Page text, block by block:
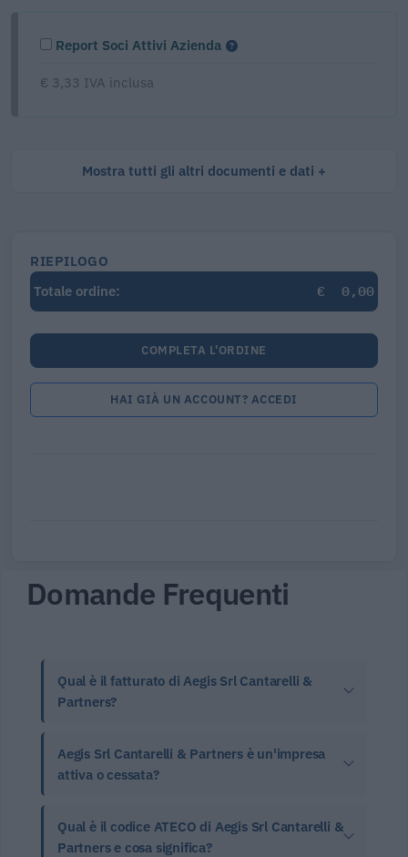
Report Soci Attivi Azienda
€ 3,33 IVA inclusa
Mostra tutti gli altri documenti e dati
RIEPILOGO
Totale ordine:
€ 0,00
COMPLETA L'ORDINE
HAI GIÀ UN ACCOUNT? ACCEDI
Domande Frequenti
Qual è il fatturato di Aegis Srl Cantarelli &
Partners?
Aegis Srl Cantarelli & Partners è un'impresa
attiva o cessata?
Qual è il codice ATECO di Aegis Srl Cantarelli &
Partners e cosa significa?